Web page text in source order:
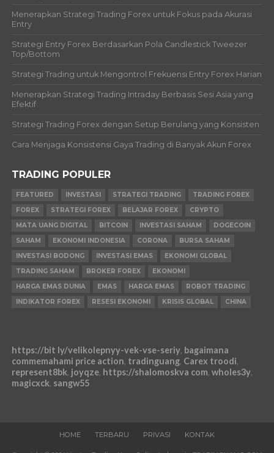
Menerapkan Strategi Trading Forex untuk Fokus pada Akurasi
Entry
Strategi Entry Forex Berdasarkan Pola Candlestick Tweezer
Top/Bottom
Strategi Trading untuk Mengontrol Frekuensi Entry Forex Harian
Menerapkan Strategi Trading Intraday Berbasis Sesi Asia yang
Efektif
Strategi Trading Forex dengan Setup Berulang yang Konsisten
Cara Menjaga Konsistensi Gaya Trading di Banyak Akun Forex
TRADING POPULER
FEATURED INVESTASI STRATEGI TRADING
TRADING FOREX
FOREX
STRATEGI FOREX BELAJAR FOREX
CRYPTO
MATA UANG DIGITAL
BITCOIN INVESTASI SAHAM
DOGECOIN
SAHAM
EKONOMI INDONESIA CORONA
BURSA SAHAM
INVESTASI BODONG
INVESTASI EMAS
EKONOMI GLOBAL
TRADING SAHAM
BROKER FOREX
EKONOMI
HARGA EMAS DUNIA
EMAS HARGA EMAS
ROBOT TRADING
INDIKATOR FOREX
RESESI EKONOMI KRISIS GLOBAL CHINA
https://bit ly/velikolepnyy-vek-vse-seriy, bagaimana
commemahami price action, tradinguang, Carex troodi,
represent8bk, joyqze, https://shalomoskva com, wholes3y,
magicxck, sangw55
HOME TERBARU PRIVASI KONTAK